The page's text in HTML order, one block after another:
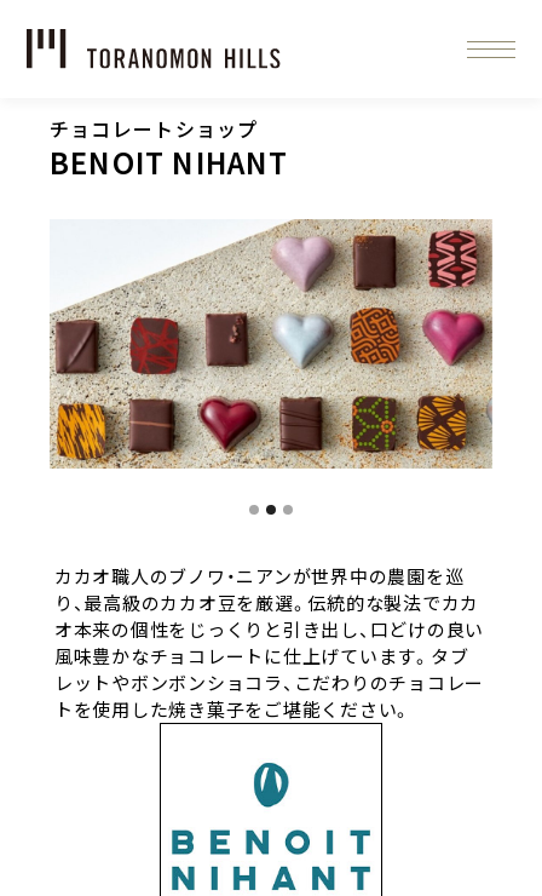
チョコレートショップ
BENOIT NIHANT
カカオ職人のブノワ・ニアンが世界中の農園を巡
り、最高級のカカオ豆を厳選。伝統的な製法でカカ
オ本来の個性をじっくりと引き出し、口どけの良い
風味豊かなチョコレートに仕上げています。タブ
レットやボンボンショコラ、こだわりのチョコレー
トを使用した焼き菓子をご堪能ください。